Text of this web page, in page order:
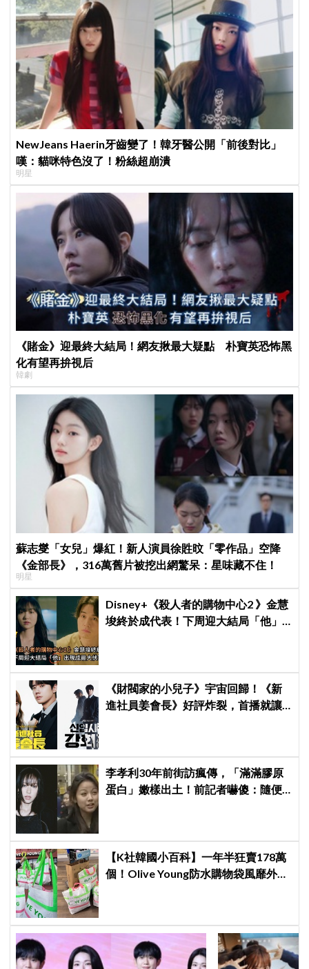
NewJeans Haerin牙齒變了！韓牙醫公開「前後對比」
嘆：貓咪特色沒了！粉絲超崩潰
明星
《賭金》迎最終大結局！網友揪最大疑點 朴寶英恐怖黑
化有望再拚視后
韓劇
蘇志燮「女兒」爆紅！新人演員徐貹旼「零作品」空降
《金部長》，316萬舊片被挖出網驚呆：星味藏不住！
明星
Disney+《殺人者的購物中心2 》金慧
埈終於成代表！下周迎大結局「他」
《財閥家的小兒子》宇宙回歸！《新
進社員姜會長》好評炸裂，首播就讓
李孝利30年前街訪瘋傳，「滿滿膠原
蛋白」嫩樣出土！前記者嚇傻：隨便
【K社韓國小百科】一年半狂賣178萬
個！Olive Young防水購物袋風靡外國